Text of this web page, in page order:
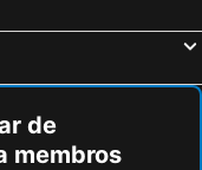
de
membros